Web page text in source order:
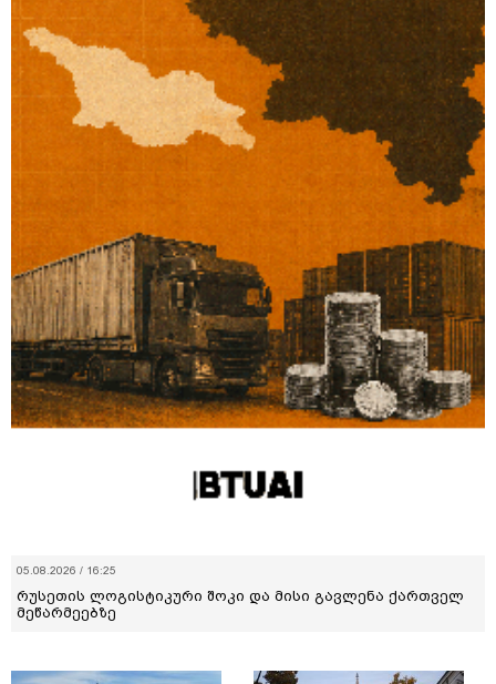
05.08.2026 / 16:25
რუსეთის ლოგისტიკური შოკი და მისი გავლენა ქართველ
მეწარმეებზე